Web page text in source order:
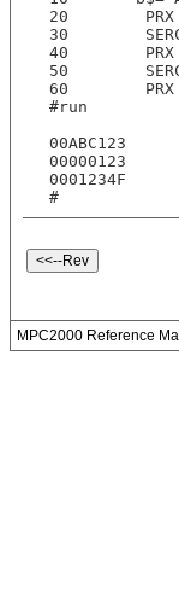
20        PRX
30
40        PRX
50
60        PRX
#run
00ABC123
00000123
0001234F
#
MPC2000 Reference